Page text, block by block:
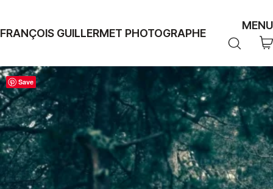
FRANÇOIS GUILLERMET PHOTOGRAPHE
MENU
Save